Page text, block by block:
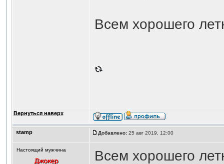
Всем хорошего
Вернуться наверх
stamp Добавлено:25 авг 2019, 12:00
Настоящий мужчина Всем хорошего